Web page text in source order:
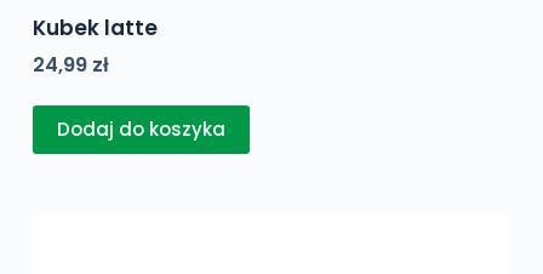
Kubek latte
24,99 zł
Dodaj do koszyka